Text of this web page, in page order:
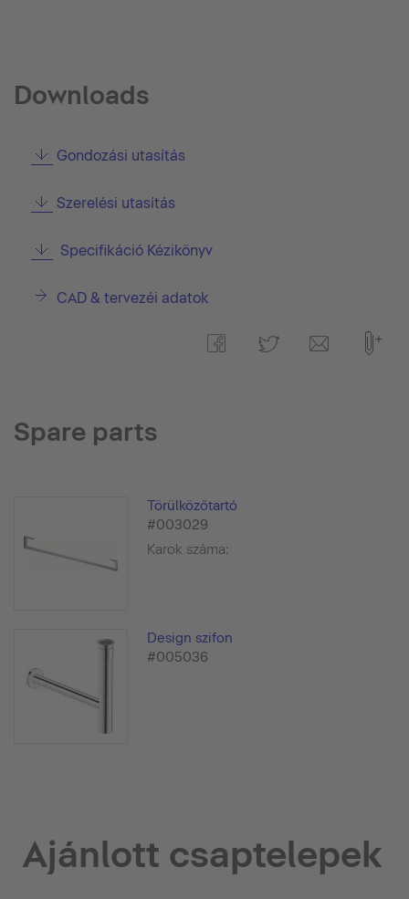
Downloads
Gondozási utasítás
Szerelési utasítás
Specifikáció Kézikönyv
CAD & tervezéi adatok
Spare parts
Törülközőtartó
#003029
Karok száma:
Design szifon
#005036
Ajánlott csaptelepek